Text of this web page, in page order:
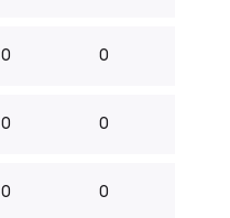
0 0
0 0
0 0